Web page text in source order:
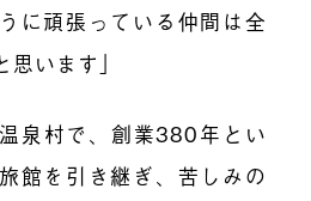
に頑張っている仲間は全
います」
泉村で、創業380年とい
館を引き継ぎ、苦しみの